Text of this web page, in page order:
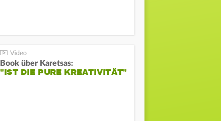
Book über Karetsas:
"IST DIE PURE KREATIVITÄT"